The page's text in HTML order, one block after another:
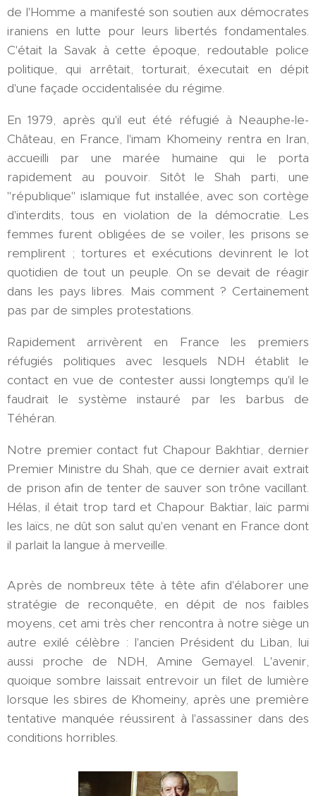
de l'Homme a manifesté son soutien aux démocrates
iraniens en lutte pour leurs libertés fondamentales.
C'était la Savak à cette époque, redoutable police
politique, qui arrêtait, torturait, éxecutait en dépit
d'une façade occidentalisée du régime.
En 1979, après qu'il eut été réfugié à Neauphe-le-
Château, en France, l'imam Khomeiny rentra en Iran,
accueilli par une marée humaine qui le porta
rapidement au pouvoir. Sitôt le Shah parti, une
"république" islamique fut installée, avec son cortège
d'interdits, tous en violation de la démocratie. Les
femmes furent obligées de se voiler, les prisons se
remplirent ; tortures et exécutions devinrent le lot
quotidien de tout un peuple. On se devait de réagir
dans les pays libres. Mais comment ? Certainement
pas par de simples protestations.
Rapidement arrivèrent en France les premiers
réfugiés politiques avec lesquels NDH établit le
contact en vue de contester aussi longtemps qu'il le
faudrait le système instauré par les barbus de
Téhéran.
Notre premier contact fut Chapour Bakhtiar, dernier
Premier Ministre du Shah, que ce dernier avait extrait
de prison afin de tenter de sauver son trône vacillant.
Hélas, il était trop tard et Chapour Baktiar, laïc parmi
les laïcs, ne dût son salut qu'en venant en France dont
il parlait la langue à merveille.
Après de nombreux tête à tête afin d'élaborer une
stratégie de reconquête, en dépit de nos faibles
moyens, cet ami très cher rencontra à notre siège un
autre exilé célèbre : l'ancien Président du Liban, lui
aussi proche de NDH, Amine Gemayel. L'avenir,
quoique sombre laissait entrevoir un filet de lumière
lorsque les sbires de Khomeiny, après une première
tentative manquée réussirent à l'assassiner dans des
conditions horribles.